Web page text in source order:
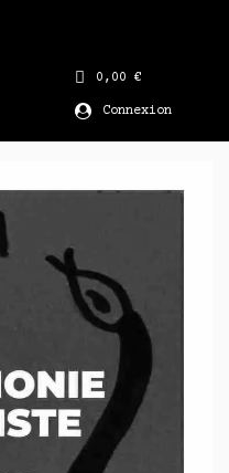
0,00 €
Connexion